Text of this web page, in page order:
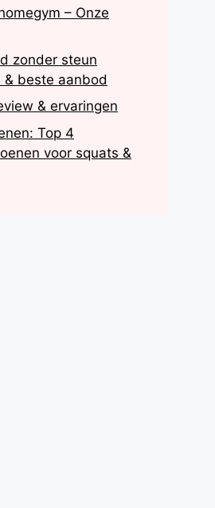
– Onze
zonder steun
& beste aanbod
& ervaringen
Top 4
voor squats &